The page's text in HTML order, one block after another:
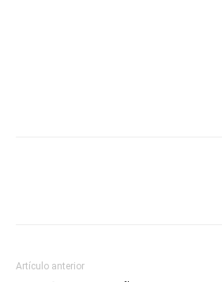
Artículo anterior